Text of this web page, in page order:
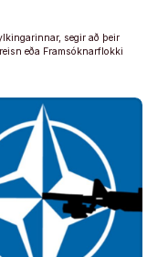
segir að þeir
eða Framsóknarflokki